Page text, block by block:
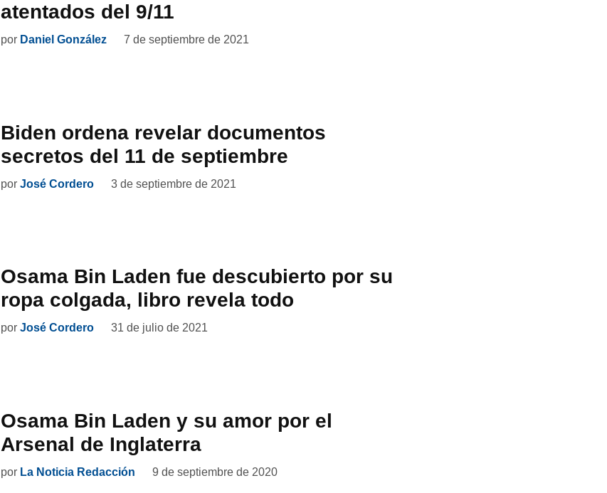
atentados del 9/11
por Daniel González 7 de septiembre de 2021
Biden ordena revelar documentos
secretos del 11 de septiembre
por José Cordero 3 de septiembre de 2021
Osama Bin Laden fue descubierto por su
ropa colgada, libro revela todo
por José Cordero 31 de julio de 2021
Osama Bin Laden y su amor por el
Arsenal de Inglaterra
por La Noticia Redacción 9 de septiembre de 2020